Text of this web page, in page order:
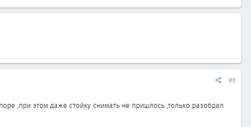
#6
,при этом даже стойку снимать не пришлось ,только разобрал